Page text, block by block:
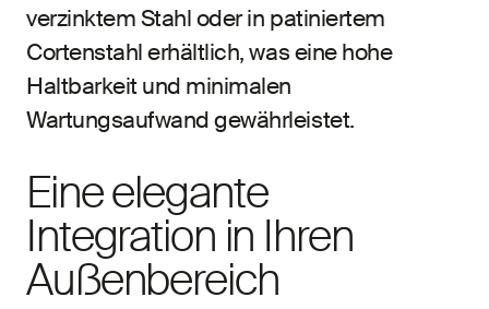
verzinktem Stahl oder in patiniertem
Cortenstahl erhältlich, was eine hohe
Haltbarkeit und minimalen
Wartungsaufwand gewährleistet.
Eine elegante
Integration in Ihren
Außenbereich